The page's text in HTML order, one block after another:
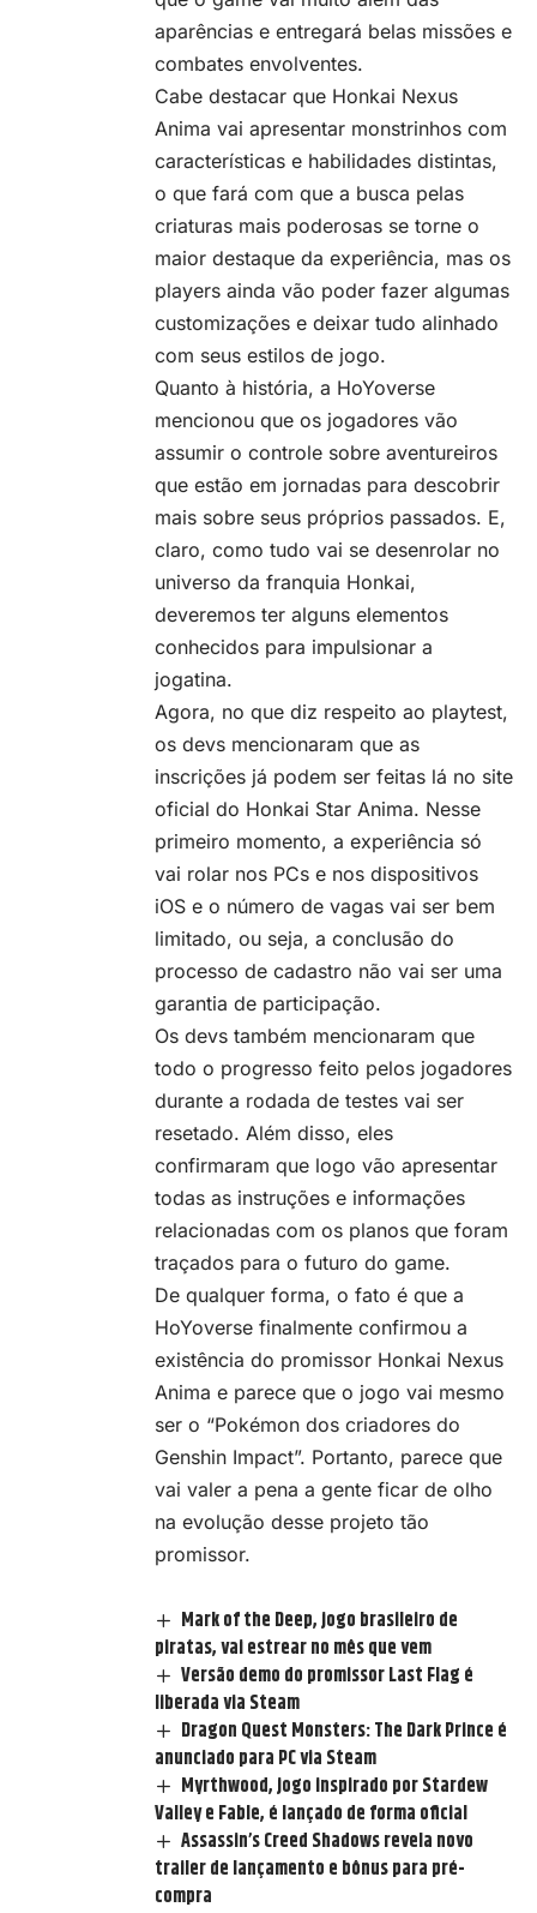
aparências e entregará belas missões e
combates envolventes.
Cabe destacar que Honkai Nexus
Anima vai apresentar monstrinhos com
características e habilidades distintas,
o que fará com que a busca pelas
criaturas mais poderosas se torne o
maior destaque da experiência, mas os
players ainda vão poder fazer algumas
customizações e deixar tudo alinhado
com seus estilos de jogo.
Quanto à história, a HoYoverse
mencionou que os jogadores vão
assumir o controle sobre aventureiros
que estão em jornadas para descobrir
mais sobre seus próprios passados. E,
claro, como tudo vai se desenrolar no
universo da franquia Honkai,
deveremos ter alguns elementos
conhecidos para impulsionar a
jogatina.
Agora, no que diz respeito ao playtest,
os devs mencionaram que as
inscrições já podem ser feitas lá no site
oficial do Honkai Star Anima. Nesse
primeiro momento, a experiência só
vai rolar nos PCs e nos dispositivos
iOS e o número de vagas vai ser bem
limitado, ou seja, a conclusão do
processo de cadastro não vai ser uma
garantia de participação.
Os devs também mencionaram que
todo o progresso feito pelos jogadores
durante a rodada de testes vai ser
resetado. Além disso, eles
confirmaram que logo vão apresentar
todas as instruções e informações
relacionadas com os planos que foram
traçados para o futuro do game.
De qualquer forma, o fato é que a
HoYoverse finalmente confirmou a
existência do promissor Honkai Nexus
Anima e parece que o jogo vai mesmo
ser o “Pokémon dos criadores do
Genshin Impact”. Portanto, parece que
vai valer a pena a gente ficar de olho
na evolução desse projeto tão
promissor.
Mark of the Deep, jogo brasileiro de
piratas, vai estrear no mês que vem
Versão demo do promissor Last Flag é
liberada via Steam
Dragon Quest Monsters: The Dark Prince é
anunciado para PC via Steam
Myrthwood, jogo inspirado por Stardew
Valley e Fable, é lançado de forma oficial
Assassin’s Creed Shadows revela novo
trailer de lançamento e bônus para pré-
compra